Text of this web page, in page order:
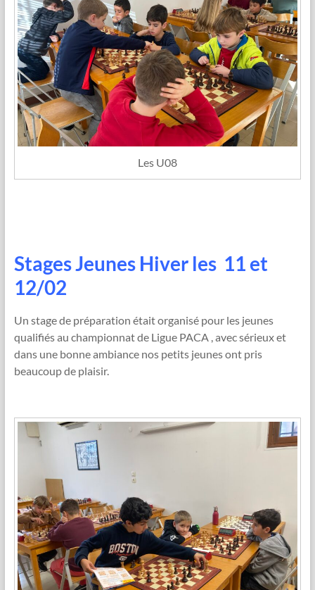
Les U08
Stages Jeunes Hiver les 11 et
12/02
Un stage de préparation était organisé pour les jeunes
qualifiés au championnat de Ligue PACA , avec sérieux et
dans une bonne ambiance nos petits jeunes ont pris
beaucoup de plaisir.